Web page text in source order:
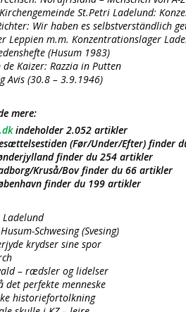
St.Petri Ladelund:
Wir haben es selbstverständlich
Leppien m.m. Konzentrationslager
(Husum 1983)
Kaizer: Razzia in Putten
Avis (30.8 – 3.9.1946)
mere:
indeholder 2.052 artikler
(Før/Under/Efter) finder
finder du 254 artikler
Kruså/Bov finder du 66 artikler
finder du 199 artikler
Ladelund
Schwesing (Svesing)
krydser sine spor
– rædsler og lidelser
det perfekte menneske
historiefortolkning